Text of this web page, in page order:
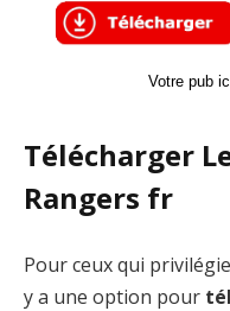
Votre pub
Télécharger
Rangers fr
Pour ceux qui
y a une option pour